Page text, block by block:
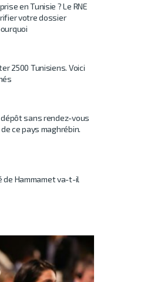
en Tunisie ? Le RNE
votre dossier
2500 Tunisiens. Voici
dépôt sans rendez-vous
ce pays maghrébin.
de Hammamet va-t-il